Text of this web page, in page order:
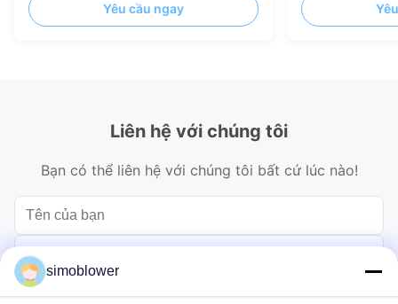
Yêu cầu ngay
Liên hệ với chúng tôi
Bạn có thể liên hệ với chúng tôi bất cứ lúc nào!
simoblower